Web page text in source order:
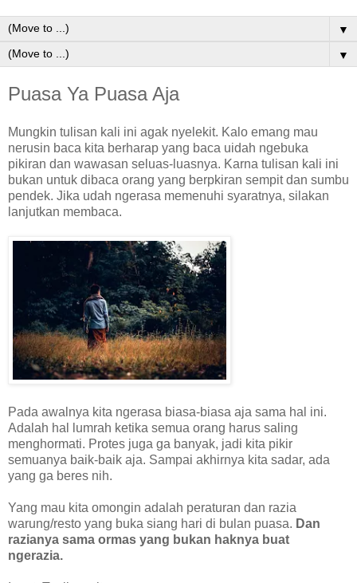
▼
▼
Puasa Ya Puasa Aja
Mungkin tulisan kali ini agak nyelekit. Kalo emang mau
nerusin baca kita berharap yang baca uidah ngebuka
pikiran dan wawasan seluas-luasnya. Karna tulisan kali ini
bukan untuk dibaca orang yang berpkiran sempit dan sumbu
pendek. Jika udah ngerasa memenuhi syaratnya, silakan
lanjutkan membaca.
Pada awalnya kita ngerasa biasa-biasa aja sama hal ini.
Adalah hal lumrah ketika semua orang harus saling
menghormati. Protes juga ga banyak, jadi kita pikir
semuanya baik-baik aja. Sampai akhirnya kita sadar, ada
yang ga beres nih.
Yang mau kita omongin adalah peraturan dan razia
warung/resto yang buka siang hari di bulan puasa. Dan
razianya sama ormas yang bukan haknya buat
ngerazia.